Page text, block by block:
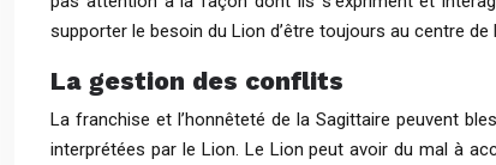
supporter le besoin du Lion d’être toujours au centre de
La gestion des conflits
La franchise et l’honnêteté de la Sagittaire peuvent
interprétées par le Lion. Le Lion peut avoir du mal à